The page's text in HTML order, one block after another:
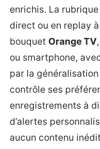
enrichis. La
direct ou en replay
bouquet Orange TV
ou smartphone,
par la généralisation
contrôle ses
enregistrements à
d’alertes
aucun contenu